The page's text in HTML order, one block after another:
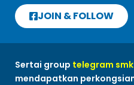
JOIN & FOLLOW
Sertai group telegram
mendapatkan